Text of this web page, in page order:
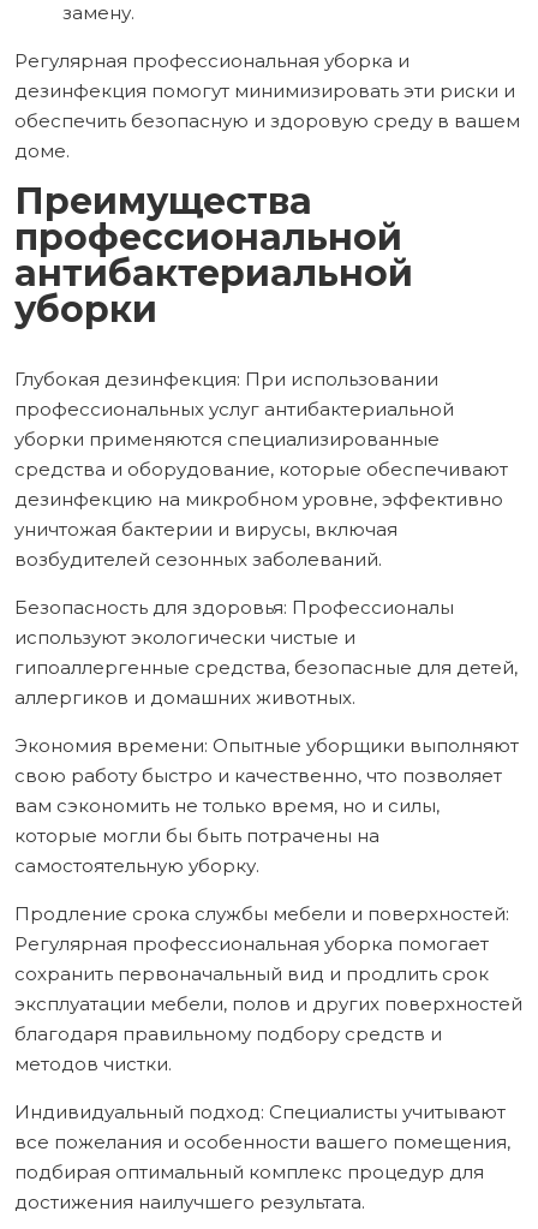
замену.
Регулярная профессиональная уборка и
дезинфекция помогут минимизировать эти риски и
обеспечить безопасную и здоровую среду в вашем
доме.
Преимущества
профессиональной
антибактериальной
уборки
Глубокая дезинфекция: При использовании
профессиональных услуг антибактериальной
уборки применяются специализированные
средства и оборудование, которые обеспечивают
дезинфекцию на микробном уровне, эффективно
уничтожая бактерии и вирусы, включая
возбудителей сезонных заболеваний.
Безопасность для здоровья: Профессионалы
используют экологически чистые и
гипоаллергенные средства, безопасные для детей,
аллергиков и домашних животных.
Экономия времени: Опытные уборщики выполняют
свою работу быстро и качественно, что позволяет
вам сэкономить не только время, но и силы,
которые могли бы быть потрачены на
самостоятельную уборку.
Продление срока службы мебели и поверхностей:
Регулярная профессиональная уборка помогает
сохранить первоначальный вид и продлить срок
эксплуатации мебели, полов и других поверхностей
благодаря правильному подбору средств и
методов чистки.
Индивидуальный подход: Специалисты учитывают
все пожелания и особенности вашего помещения,
подбирая оптимальный комплекс процедур для
достижения наилучшего результата.